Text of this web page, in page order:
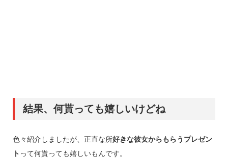
結果、何貰っても嬉しいけどね
色々紹介しましたが、正直な所好きな彼女からもらうプレゼン
ト って何貰っても嬉しいもんです。